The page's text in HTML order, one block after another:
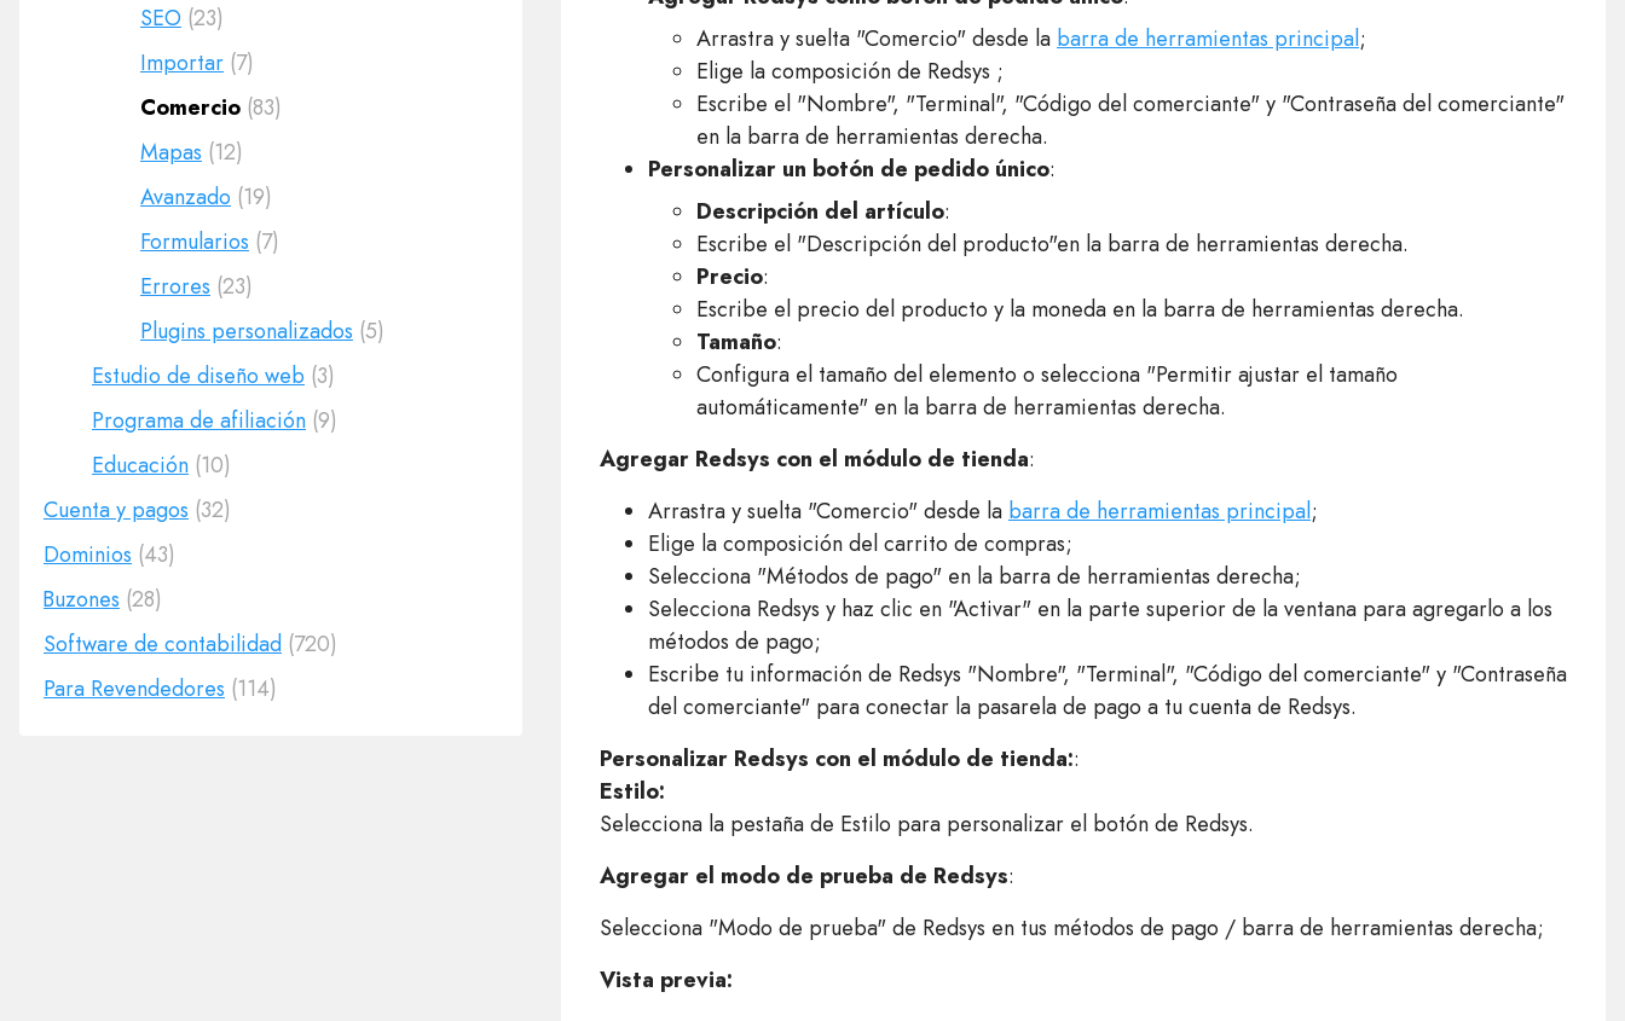
SEO (23)
Importar (7)
Comercio (83)
Mapas (12)
Avanzado (19)
Formularios (7)
Errores (23)
Plugins personalizados (5)
Estudio de diseño web (3)
Programa de afiliación (9)
Educación (10)
Cuenta y pagos (32)
Dominios (43)
Buzones (28)
Software de contabilidad (720)
Para Revendedores (114)
Arrastra y suelta "Comercio" desde la barra de herramientas principal;
Elige la composición de Redsys ;
Escribe el "Nombre", "Terminal", "Código del comerciante" y "Contraseña del comerciante"
en la barra de herramientas derecha.
Personalizar un botón de pedido único:
Descripción del artículo:
Escribe el "Descripción del producto"en la barra de herramientas derecha.
Precio:
Escribe el precio del producto y la moneda en la barra de herramientas derecha.
Tamaño:
Configura el tamaño del elemento o selecciona "Permitir ajustar el tamaño
automáticamente" en la barra de herramientas derecha.
Agregar Redsys con el módulo de tienda:
Arrastra y suelta "Comercio" desde la barra de herramientas principal;
Elige la composición del carrito de compras;
Selecciona "Métodos de pago" en la barra de herramientas derecha;
Selecciona Redsys y haz clic en "Activar" en la parte superior de la ventana para agregarlo a los
métodos de pago;
Escribe tu información de Redsys "Nombre", "Terminal", "Código del comerciante" y "Contraseña
del comerciante" para conectar la pasarela de pago a tu cuenta de Redsys.
Personalizar Redsys con el módulo de tienda::
Estilo:
Selecciona la pestaña de Estilo para personalizar el botón de Redsys.
Agregar el modo de prueba de Redsys:
Selecciona "Modo de prueba" de Redsys en tus métodos de pago / barra de herramientas derecha;
Vista previa: